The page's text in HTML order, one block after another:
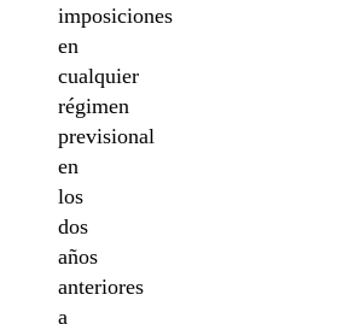
imposiciones
en
cualquier
régimen
previsional
en
los
dos
años
anteriores
a